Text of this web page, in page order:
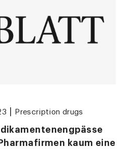
Prescription drugs
kaum eine